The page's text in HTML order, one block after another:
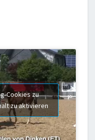
Cookies zu
zu aktivieren